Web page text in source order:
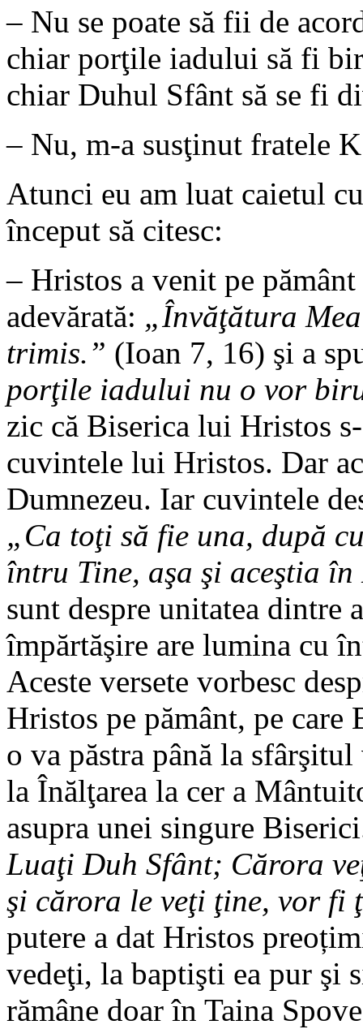
– Nu se poate să fii de
chiar porţile iadului să fi
chiar Duhul Sfânt să se fi
– Nu, m-a susţinut fratele
Atunci eu am luat caietul
început să citesc:
– Hristos a venit pe
adevărată: „Învăţătura
trimis.” (Ioan 7, 16) şi a
porţile iadului nu o vor
zic că Biserica lui Hristos
cuvintele lui Hristos. Dar
Dumnezeu. Iar cuvintele
„Ca toţi să fie una, după
întru Tine, aşa şi aceştia
sunt despre unitatea dintre
împărtăşire are lumina cu
Aceste versete vorbesc
Hristos pe pământ, pe care
o va păstra până la
la Înălţarea la cer a
asupra unei singure
Luaţi Duh Sfânt; Cărora
şi cărora le veţi ţine, vor fi
putere a dat Hristos
vedeţi, la baptişti ea pur şi
rămâne doar în Taina